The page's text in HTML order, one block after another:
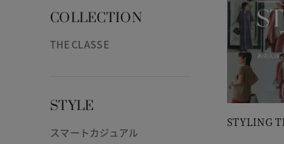
COLLECTION
THE CLASSE
STYLE
スマートカジュアル
STYLING